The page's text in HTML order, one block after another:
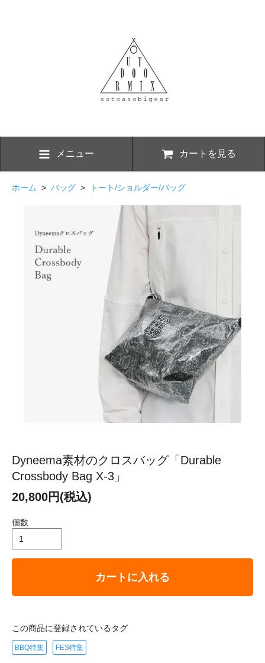
メニュー カートを見る
ホーム > バッグ > トート/ショルダー/バッグ
Dyneema素材のクロスバッグ「Durable
Crossbody Bag X-3」
20,800円(税込)
個数
カートに入れる
この商品に登録されているタグ
BBQ特集 FES特集